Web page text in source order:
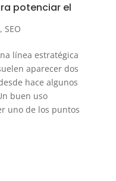
potenciar el
, SEO
línea estratégica
aparecer dos
hace algunos
buen uso
uno de los puntos